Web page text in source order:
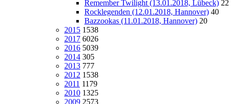
Remember Twilight (13.01.2018, Lübeck) 22
Rocklegenden (12.01.2018, Hannover) 40
Bazzookas (11.01.2018, Hannover) 20
2015 1538
2017 6026
2016 5039
2014 305
2013 777
2012 1538
2011 1179
2010 1325
2009 2573